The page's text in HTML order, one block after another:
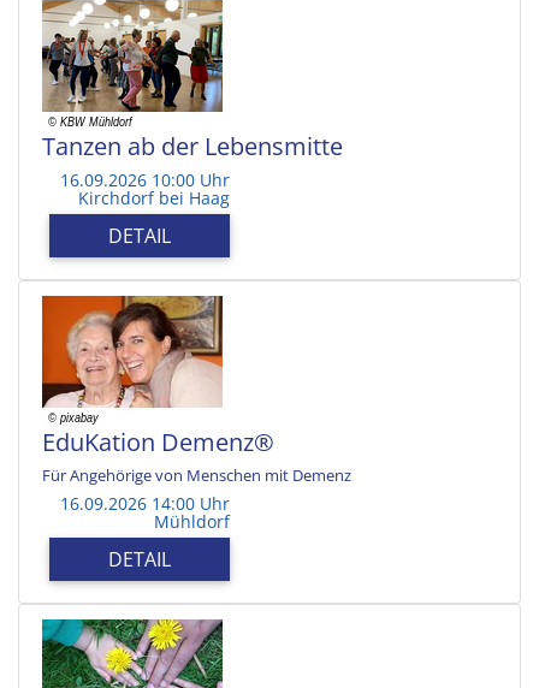
Tanzen ab der Lebensmitte
16.09.2026 10:00 Uhr
Kirchdorf bei Haag
DETAIL
EduKation Demenz®
Für Angehörige von Menschen mit Demenz
16.09.2026 14:00 Uhr
Mühldorf
DETAIL